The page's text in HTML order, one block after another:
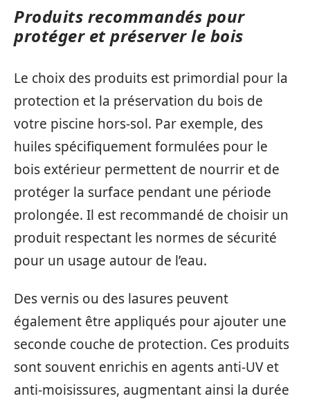
Produits recommandés pour
protéger et préserver le bois
Le choix des produits est primordial pour la
protection et la préservation du bois de
votre piscine hors-sol. Par exemple, des
huiles spécifiquement formulées pour le
bois extérieur permettent de nourrir et de
protéger la surface pendant une période
prolongée. Il est recommandé de choisir un
produit respectant les normes de sécurité
pour un usage autour de l’eau.
Des vernis ou des lasures peuvent
également être appliqués pour ajouter une
seconde couche de protection. Ces produits
sont souvent enrichis en agents anti-UV et
anti-moisissures, augmentant ainsi la durée